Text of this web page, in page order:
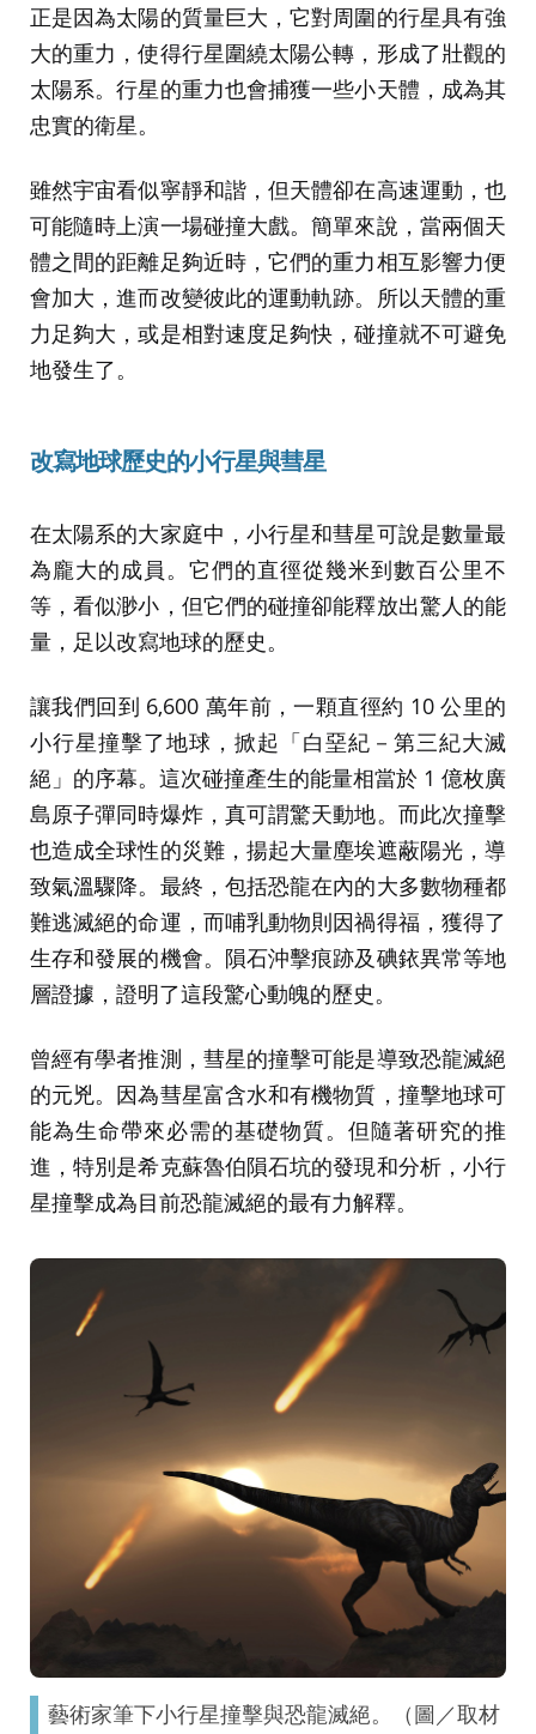
正是因為太陽的質量巨大，它對周圍的行星具有強
大的重力，使得行星圍繞太陽公轉，形成了壯觀的
太陽系。行星的重力也會捕獲一些小天體，成為其
忠實的衛星。
雖然宇宙看似寧靜和諧，但天體卻在高速運動，也
可能隨時上演一場碰撞大戲。簡單來說，當兩個天
體之間的距離足夠近時，它們的重力相互影響力便
會加大，進而改變彼此的運動軌跡。所以天體的重
力足夠大，或是相對速度足夠快，碰撞就不可避免
地發生了。
改寫地球歷史的小行星與彗星
在太陽系的大家庭中，小行星和彗星可說是數量最
為龐大的成員。它們的直徑從幾米到數百公里不
等，看似渺小，但它們的碰撞卻能釋放出驚人的能
量，足以改寫地球的歷史。
讓我們回到 6,600 萬年前，一顆直徑約 10 公里的
小行星撞擊了地球，掀起「白堊紀－第三紀大滅
絕」的序幕。這次碰撞產生的能量相當於 1 億枚廣
島原子彈同時爆炸，真可謂驚天動地。而此次撞擊
也造成全球性的災難，揚起大量塵埃遮蔽陽光，導
致氣溫驟降。最終，包括恐龍在內的大多數物種都
難逃滅絕的命運，而哺乳動物則因禍得福，獲得了
生存和發展的機會。隕石沖擊痕跡及碘銥異常等地
層證據，證明了這段驚心動魄的歷史。
曾經有學者推測，彗星的撞擊可能是導致恐龍滅絕
的元兇。因為彗星富含水和有機物質，撞擊地球可
能為生命帶來必需的基礎物質。但隨著研究的推
進，特別是希克蘇魯伯隕石坑的發現和分析，小行
星撞擊成為目前恐龍滅絕的最有力解釋。
藝術家筆下小行星撞擊與恐龍滅絕。（圖／取材